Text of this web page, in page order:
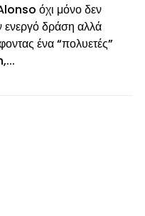
όχι μόνο δεν
ενεργό δράση αλλά
ένα “πολυετές”